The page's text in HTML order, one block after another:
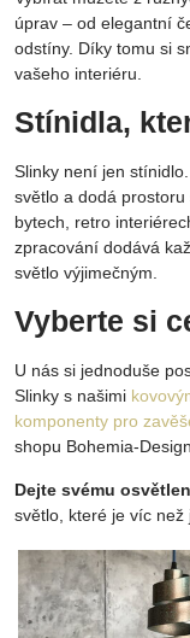
úprav – od elegantní
odstíny. Díky tomu si
vašeho interiéru.
Stínidla,
Slinky není jen
světlo a dodá
bytech, retro
zpracování dodává
světlo výjimečným.
Vyberte si
U nás si jednoduše
Slinky s našimi
komponenty pro
shopu Bohemia-
Dejte svému
světlo, které je víc než